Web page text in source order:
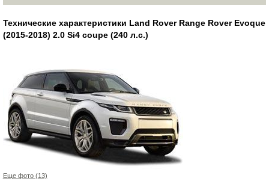
Технические характеристики Land Rover Range Rover Evoque
(2015-2018) 2.0 Si4 coupe (240 л.с.)
Еще фото (13)